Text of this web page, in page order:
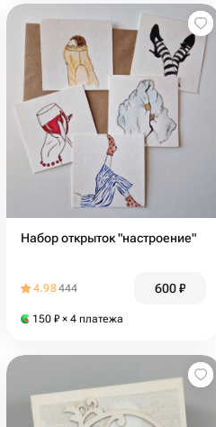
Набор открыток "настроение"
4.98444 600₽
150 ₽ × 4 платежа